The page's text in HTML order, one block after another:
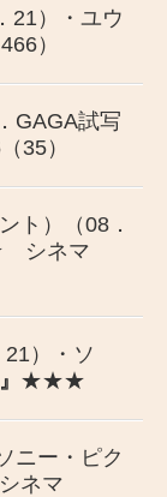
21）・ユウ
）
GAGA試写
）
ト）（08．
ネマ
21）・ソ
★★★
ニー・ピク
マ